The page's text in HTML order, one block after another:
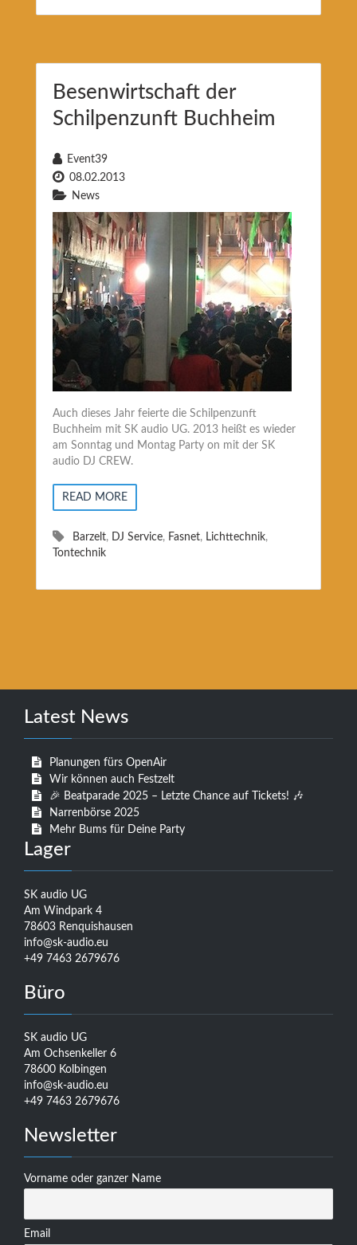
Besenwirtschaft der
Schilpenzunft Buchheim
Event39
08.02.2013
News
Auch dieses Jahr feierte die Schilpenzunft
Buchheim mit SK audio UG. 2013 heißt es wieder
am Sonntag und Montag Party on mit der SK
audio DJ CREW.
READ MORE
Barzelt, DJ Service, Fasnet, Lichttechnik,
Tontechnik
Latest News
Planungen fürs OpenAir
Wir können auch Festzelt
🎉 Beatparade 2025 – Letzte Chance auf Tickets! 🎶
Narrenbörse 2025
Mehr Bums für Deine Party
Lager
SK audio UG
Am Windpark 4
78603 Renquishausen
info@sk-audio.eu
+49 7463 2679676
Büro
SK audio UG
Am Ochsenkeller 6
78600 Kolbingen
info@sk-audio.eu
+49 7463 2679676
Newsletter
Vorname oder ganzer Name
Email